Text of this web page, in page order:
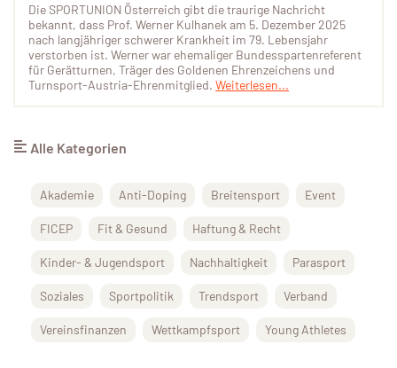
Die SPORTUNION Österreich gibt die traurige Nachricht
bekannt, dass Prof. Werner Kulhanek am 5. Dezember 2025
nach langjähriger schwerer Krankheit im 79. Lebensjahr
verstorben ist. Werner war ehemaliger Bundesspartenreferent
für Gerätturnen, Träger des Goldenen Ehrenzeichens und
Turnsport-Austria-Ehrenmitglied. Weiterlesen...
Alle Kategorien
Akademie Anti-Doping Breitensport Event
FICEP Fit & Gesund Haftung & Recht
Kinder- & Jugendsport Nachhaltigkeit Parasport
Soziales Sportpolitik Trendsport Verband
Vereinsfinanzen Wettkampfsport Young Athletes